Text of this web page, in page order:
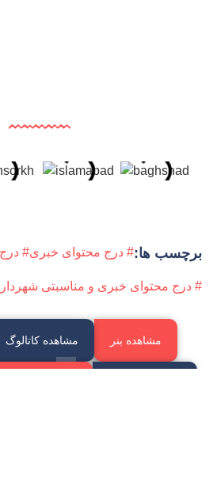
برچسب ها:# درج محتوای خبری#
# درج محتوای خبری و مناسبتی
مشاهده بنر مشاهده کاتالوگ